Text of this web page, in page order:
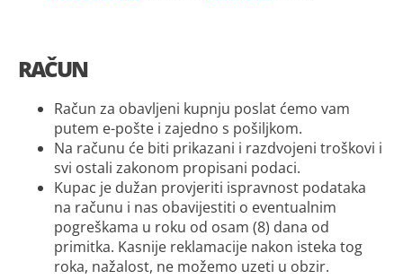
RAČUN
Račun za obavljeni kupnju poslat ćemo vam
putem e-pošte i zajedno s pošiljkom.
Na računu će biti prikazani i razdvojeni troškovi i
svi ostali zakonom propisani podaci.
Kupac je dužan provjeriti ispravnost podataka
na računu i nas obavijestiti o eventualnim
pogreškama u roku od osam (8) dana od
primitka. Kasnije reklamacije nakon isteka tog
roka, nažalost, ne možemo uzeti u obzir.